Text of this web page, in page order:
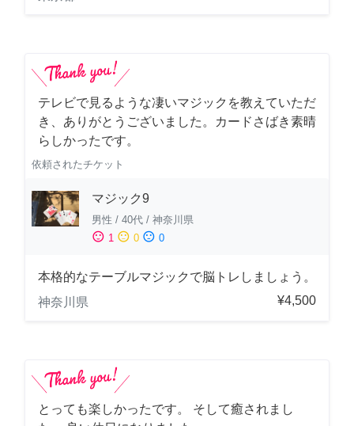
テレビで見るような凄いマジックを教えていただ
き、ありがとうございました。カードさばき素晴
らしかったです。
依頼されたチケット
マジック9
男性 / 40代 / 神奈川県
sentiment_satisfied 1 sentiment_neutral 0 sentiment_dissatisfied 0
本格的なテーブルマジックで脳トレしましょう。
神奈川県
¥4,500
とっても楽しかったです。 そして癒されまし